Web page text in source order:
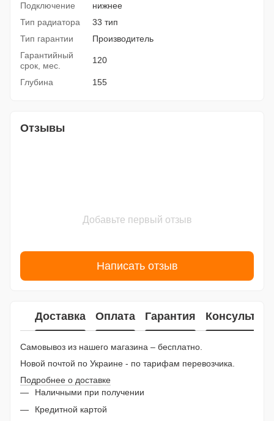
Подключение
нижнее
Тип радиатора
33 тип
Тип гарантии
Производитель
Гарантийный
срок, мес.
120
Глубина 155
Отзывы
Добавьте первый отзыв
Написать отзыв
Доставка Оплата Гарантия
Самовывоз из нашего магазина – бесплатно.
Новой почтой по Украине - по тарифам перевозчика.
Подробнее о доставке
Наличными при получении
Кредитной картой